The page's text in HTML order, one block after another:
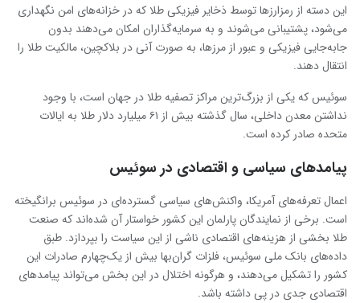
این دسته از رمزارزها توسط ذخایر فیزیکی طلا که در خزانه‌های امن نگهداری
می‌شود، پشتیبانی می‌شوند و به سرمایه‌گذاران امکان می‌دهند بدون
جابه‌جایی فیزیکی و عبور از مرزها، به صورت آنی در بلاکچین، مالکیت طلا را
انتقال دهند.
سوئیس که یکی از بزرگ‌ترین مراکز تصفیه طلا در جهان است، با وجود
نداشتن معدن داخلی، سال گذشته بیش از ۶۱ میلیارد دلار طلا به ایالات
متحده صادر کرده است.
پیامدهای سیاسی و اقتصادی در سوئیس
اعمال تعرفه‌های آمریکا، واکنش‌های سیاسی گسترده‌ای در سوئیس برانگیخته
است. برخی از نمایندگان پارلمان این کشور خواستار آن شده‌اند که صنعت
طلا بخشی از هزینه‌های اقتصادی ناشی از این سیاست را بپردازد. طبق
داده‌های بانک ملی سوئیس، فلزات گران‌بها بیش از یک‌چهارم صادرات این
کشور را تشکیل می‌دهند، و هرگونه اختلال در این بخش می‌تواند پیامدهای
اقتصادی جدی در پی داشته باشد.